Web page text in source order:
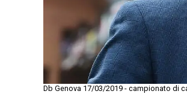
Db Genova 17/03/2019 - campionato di